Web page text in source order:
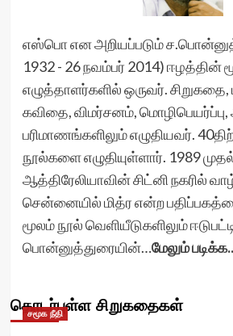
எஸ்பொ என அறியப்படும்
1932 - 26 நவம்பர் 2014) ஈழத்தின்
எழுத்தாளர்களில் ஒருவர். சிறுகதை,
கவிதை, விமர்சனம்,
பரிமாணங்களிலும் எழுதியவர்.
நூல்களை எழுதியுள்ளார். 1989
ஆத்திரேலியாவின் சிட்னி நகரில்
சென்னையில் மித்ர என்ற
மூலம் நூல் வெளியீடுகளிலும்
பொன்னுத்துரையின்…மேலும்
தொடர்புள்ள சிறுகதைகள்
சமூக நீதி